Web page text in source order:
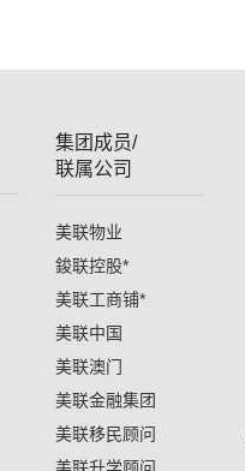
集团成员/
联属公司
美联物业
鋑联控股*
美联工商铺*
美联中国
美联澳门
美联金融集团
美联移民顾问